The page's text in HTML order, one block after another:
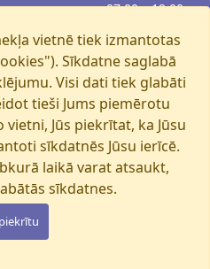
07:00 – 19:00
07:00 – 19:00
07:00 – 19:00
07:00 – 19:00
07:00 – 19:00
07:00 – 19:00
07:00 – 15:00
vietnē tiek izmantotas
Sīkdatne saglabā
Visi dati tiek glabāti
tieši Jums piemērotu
Jūs piekrītat, ka Jūsu
sīkdatnēs Jūsu ierīcē.
laikā varat atsaukt,
sīkdatnes.